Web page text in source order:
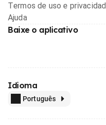
Termos de uso e
Ajuda
Baixe o aplicativo
Idioma
Português